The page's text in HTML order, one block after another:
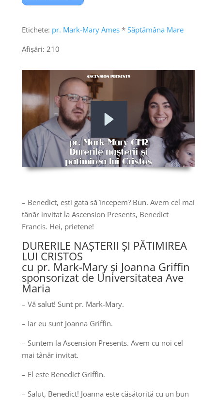
Etichete: pr. Mark-Mary Ames* Săptămâna Mare
Afișări: 210
– Benedict, ești gata să începem? Bun. Avem cel mai
tânăr invitat la Ascension Presents, Benedict
Francis. Hei, prietene!
DURERILE NAȘTERII ȘI PĂTIMIREA
LUI CRISTOS
cu pr. Mark-Mary și Joanna Griffin
sponsorizat de Universitatea Ave
Maria
– Vă salut! Sunt pr. Mark-Mary.
– Iar eu sunt Joanna Griffin.
– Suntem la Ascension Presents. Avem cu noi cel
mai tânăr invitat.
– El este Benedict Griffin.
– Salut, Benedict! Joanna este căsătorită cu un bun